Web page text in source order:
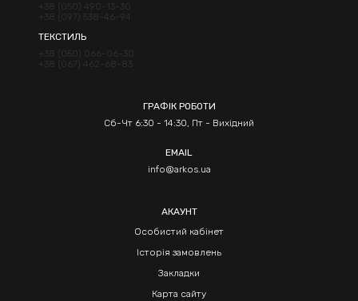
+38 (050) 490-13-30
+38 (097) 538-46-94
ТЕКСТИЛЬ
+38 (050) 066-06-30
+38 (067) 462-68-83
ГРАФІК РОБОТИ
Сб-Чт 6:30 - 14:30, Пт - Вихідний
EMAIL
info@arkos.ua
АКАУНТ
Особистий кабінет
Історія замовлень
Закладки
Карта сайту